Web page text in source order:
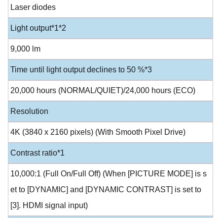
Laser diodes
Light output*1*2
9,000 lm
Time until light output declines to 50 %*3
20,000 hours (NORMAL/QUIET)/24,000 hours (ECO)
Resolution
4K (3840 x 2160 pixels) (With Smooth Pixel Drive)
Contrast ratio*1
10,000:1 (Full On/Full Off) (When [PICTURE MODE] is s
et to [DYNAMIC] and [DYNAMIC CONTRAST] is set to
[3]. HDMI signal input)